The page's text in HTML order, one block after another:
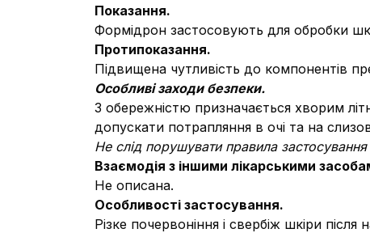
Показання.
Формідрон застосовують для обробки
Протипоказання.
Підвищена чутливість до компонентів
Особливі заходи безпеки.
З обережністю призначається хворим
допускати потрапляння в очі та на
Не слід порушувати правила
Взаємодія з іншими лікарськими
Не описана.
Особливості застосування.
Різке почервоніння і свербіж шкіри